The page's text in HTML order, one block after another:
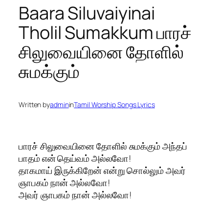
Baara Siluvaiyinai
Tholil Sumakkum பாரச்
சிலுவையினை தோளில்
சுமக்கும்
Written byadmininTamil Worship Songs Lyrics
பாரச் சிலுவையினை தோளில் சுமக்கும் அந்தப்
பாதம் என் தெய்வம் அல்லவோ!
தாகமாய் இருக்கிறேன் என்று சொல்லும் அவர்
ஞாபகம் நான் அல்லவோ!
அவர் ஞாபகம் நான் அல்லவோ!